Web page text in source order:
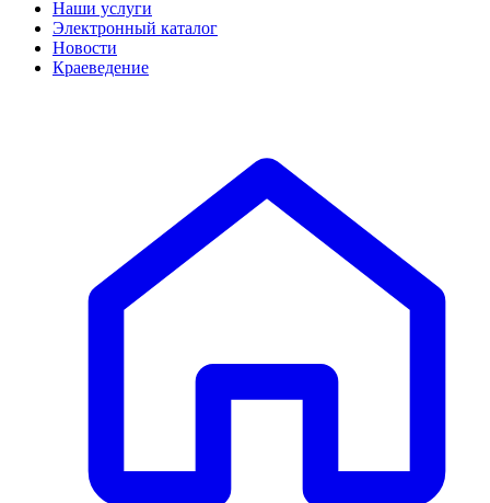
Наши услуги
Электронный каталог
Новости
Краеведение